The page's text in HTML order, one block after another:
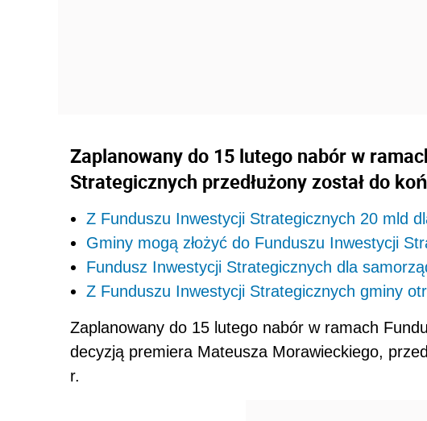
Zaplanowany do 15 lutego nabór w
Strategicznych przedłużony został do
Z Funduszu Inwestycji Strategicznych 20 mld
Gminy mogą złożyć do Funduszu Inwestycji
Fundusz Inwestycji Strategicznych dla
Z Funduszu Inwestycji Strategicznych gminy
Zaplanowany do 15 lutego nabór w ramach
decyzją premiera Mateusza Morawieckiego,
r.